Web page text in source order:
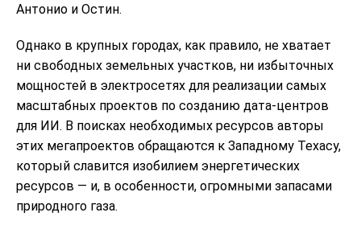
Антонио и Остин.
Однако в крупных городах, как правило, не хватает
ни свободных земельных участков, ни избыточных
мощностей в электросетях для реализации самых
масштабных проектов по созданию дата-центров
для ИИ. В поисках необходимых ресурсов авторы
этих мегапроектов обращаются к Западному Техасу,
который славится изобилием энергетических
ресурсов — и, в особенности, огромными запасами
природного газа.